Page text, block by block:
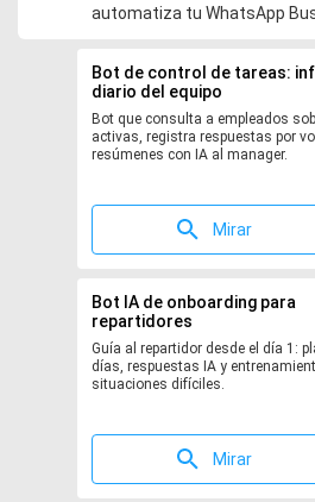
automatiza tu WhatsApp
Bot de control de tareas:
diario del equipo
Bot que consulta a empleados
activas, registra respuestas por
resúmenes con IA al manager.
Mirar
Bot IA de onboarding para
repartidores
Guía al repartidor desde el día 1:
días, respuestas IA y
situaciones difíciles.
Mirar